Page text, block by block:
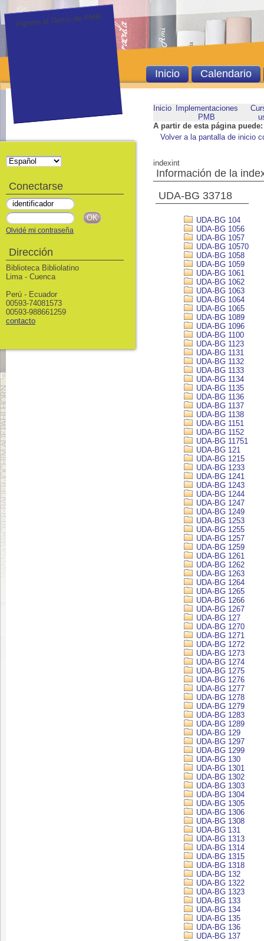
Inicio
Implementaciones
PMB
A partir de esta página puede:
Volver a la pantalla de inicio
indexint
Información de la
UDA-BG 33718
UDA-BG 104
UDA-BG 1056
UDA-BG 1057
UDA-BG 10570
UDA-BG 1058
UDA-BG 1059
UDA-BG 1061
UDA-BG 1062
UDA-BG 1063
UDA-BG 1064
UDA-BG 1065
UDA-BG 1089
UDA-BG 1096
UDA-BG 1100
UDA-BG 1123
UDA-BG 1131
UDA-BG 1132
UDA-BG 1133
UDA-BG 1134
UDA-BG 1135
UDA-BG 1136
UDA-BG 1137
UDA-BG 1138
UDA-BG 1151
UDA-BG 1152
UDA-BG 11751
UDA-BG 121
UDA-BG 1215
UDA-BG 1233
UDA-BG 1241
UDA-BG 1243
UDA-BG 1244
UDA-BG 1247
UDA-BG 1249
UDA-BG 1253
UDA-BG 1255
UDA-BG 1257
UDA-BG 1259
UDA-BG 1261
UDA-BG 1262
UDA-BG 1263
UDA-BG 1264
UDA-BG 1265
UDA-BG 1266
UDA-BG 1267
UDA-BG 127
UDA-BG 1270
UDA-BG 1271
UDA-BG 1272
UDA-BG 1273
UDA-BG 1274
UDA-BG 1275
UDA-BG 1276
UDA-BG 1277
UDA-BG 1278
UDA-BG 1279
UDA-BG 1283
UDA-BG 1289
UDA-BG 129
UDA-BG 1297
UDA-BG 1299
UDA-BG 130
UDA-BG 1301
UDA-BG 1302
UDA-BG 1303
UDA-BG 1304
UDA-BG 1305
UDA-BG 1306
UDA-BG 1308
UDA-BG 131
UDA-BG 1313
UDA-BG 1314
UDA-BG 1315
UDA-BG 1318
UDA-BG 132
UDA-BG 1322
UDA-BG 1323
UDA-BG 133
UDA-BG 134
UDA-BG 135
UDA-BG 136
UDA-BG 137
Ingrese al Demo de PMB.
Inicio Calendario
Conectarse
Olvidé mi contraseña
Dirección
Biblioteca Bibliolatino
Lima - Cuenca
Perú - Ecuador
00593-74081573
00593-988661259
contacto